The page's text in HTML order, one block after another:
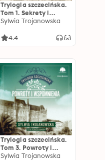
Trylogia szczecińska.
Tom 1. Sekrety i
kłamstwa
Sylwia Trojanowska
4.4
Trylogia szczecińska.
Tom 3. Powroty i
wspomnienia
Sylwia Trojanowska